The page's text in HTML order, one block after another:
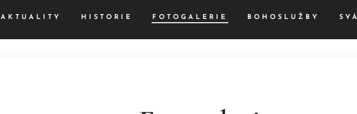
AKTUALITY HISTORIE FOTOGALERIE BOHOSLUŽBY